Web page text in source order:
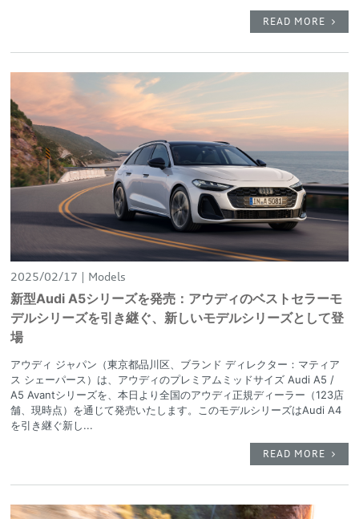
READ MORE
2025/02/17 Models
新型Audi A5シリーズを発売：アウディのベストセラーモ
デルシリーズを引き継ぐ、新しいモデルシリーズとして登
場
アウディ ジャパン（東京都品川区、ブランド ディレクター：マティア
ス シェーパース）は、アウディのプレミアムミッドサイズ Audi A5 /
A5 Avantシリーズを、本日より全国のアウディ正規ディーラー（123店
舗、現時点）を通じて発売いたします。このモデルシリーズはAudi A4
を引き継ぐ新し...
READ MORE